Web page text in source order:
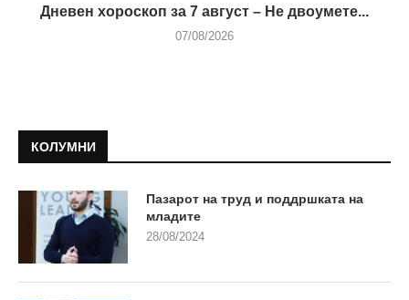
Дневен хороскоп за 7 август – Не двоумете...
07/08/2026
КОЛУМНИ
Пазарот на труд и поддршката на
младите
28/08/2024